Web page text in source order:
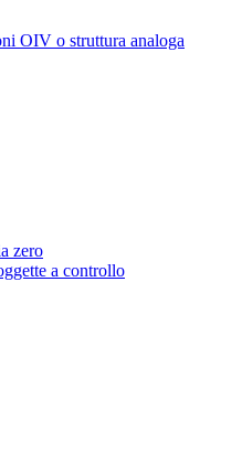
OIV o struttura analoga
zero
a controllo